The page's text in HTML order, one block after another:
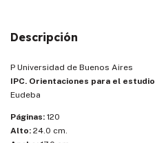
Descripción
P Universidad de Buenos Aires
IPC. Orientaciones para el estudio
Eudeba
Páginas: 120
Alto: 24.0 cm.